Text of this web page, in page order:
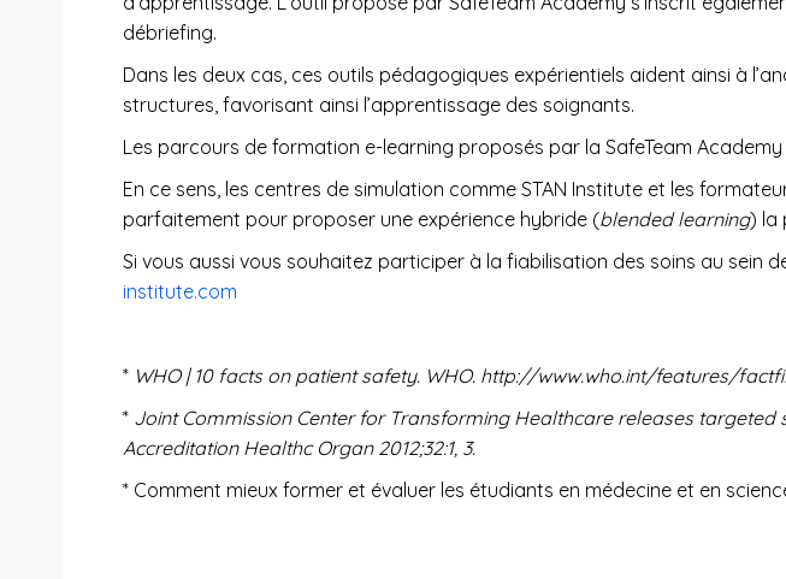
débriefing.
Dans les deux cas, ces outils pédagogiques expérientiels aident ainsi à
structures, favorisant ainsi l’apprentissage des soignants.
Les parcours de formation e-learning proposés par la SafeTeam
En ce sens, les centres de simulation comme STAN Institute et les
parfaitement pour proposer une expérience hybride (blended learning) la
Si vous aussi vous souhaitez participer à la fiabilisation des soins au
institute.com
* WHO | 10 facts on patient safety. WHO. http://www.who.int/features/
* Joint Commission Center for Transforming Healthcare releases
Accreditation Healthc Organ 2012;32:1, 3.
* Comment mieux former et évaluer les étudiants en médecine et en